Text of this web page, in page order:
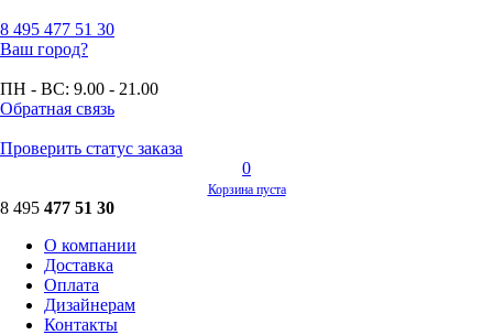
8 495 477 51 30
Ваш город?
ПН - ВС: 9.00 - 21.00
Обратная связь
Проверить статус заказа
0
Корзина пуста
8 495 477 51 30
О компании
Доставка
Оплата
Дизайнерам
Контакты